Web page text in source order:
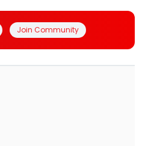
Join Community